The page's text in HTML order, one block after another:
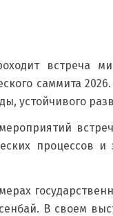
встреча
саммита
устойчивого
процессов
В своем